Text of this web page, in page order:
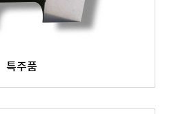
특주품